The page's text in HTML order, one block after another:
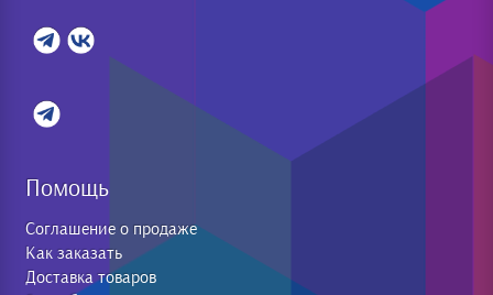
Помощь
Соглашение о продаже
Как заказать
Доставка товаров